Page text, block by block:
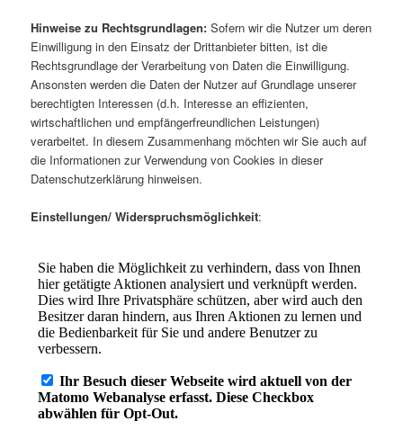
Hinweise zu Rechtsgrundlagen: Sofern wir die Nutzer um deren
Einwilligung in den Einsatz der Drittanbieter bitten, ist die
Rechtsgrundlage der Verarbeitung von Daten die Einwilligung.
Ansonsten werden die Daten der Nutzer auf Grundlage unserer
berechtigten Interessen (d.h. Interesse an effizienten,
wirtschaftlichen und empfängerfreundlichen Leistungen)
verarbeitet. In diesem Zusammenhang möchten wir Sie auch auf
die Informationen zur Verwendung von Cookies in dieser
Datenschutzerklärung hinweisen.
Einstellungen/ Widerspruchsmöglichkeit: